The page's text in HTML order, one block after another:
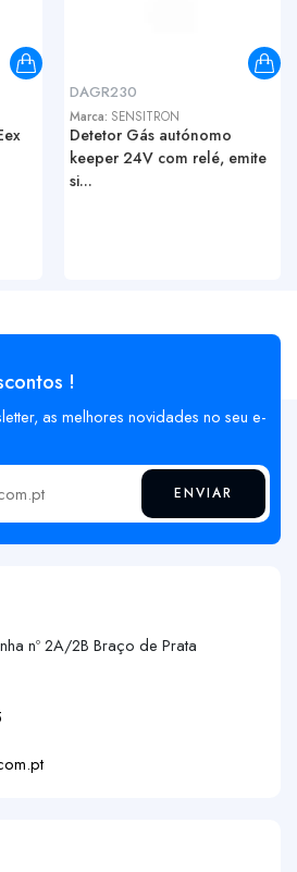
DAGR230
Marca: SENSITRON
Detetor Gás autónomo
keeper 24V com relé, emite
si...
!
as melhores novidades no seu e-
ENVIAR
nº 2A/2B Braço de Prata